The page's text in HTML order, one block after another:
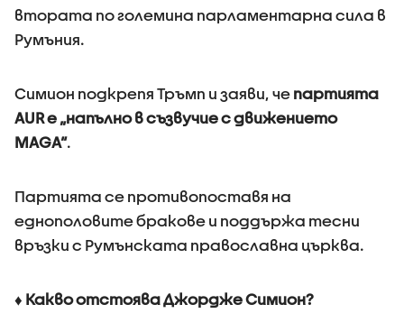
втората по големина парламентарна сила в
Румъния.
Симион подкрепя Тръмп и заяви, че партията
AUR е „напълно в съзвучие с движението
MAGA“.
Партията се противопоставя на
еднополовите бракове и поддържа тесни
връзки с Румънската православна църква.
♦ Какво отстоява Джордже Симион?